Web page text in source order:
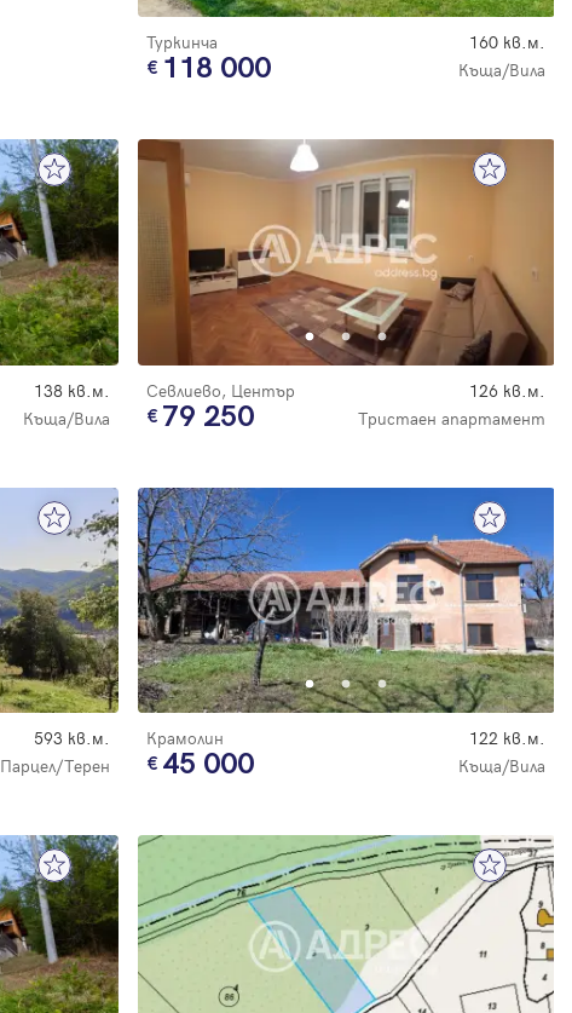
Туркинча 160 кв.м.
118 000 Къща/Вила
138 кв.м.
Къща/Вила
Севлиево, Център 126 кв.м.
79 250 Тристаен апартамент
593 кв.м.
Парцел/Терен
Крамолин 122 кв.м.
45 000 Къща/Вила